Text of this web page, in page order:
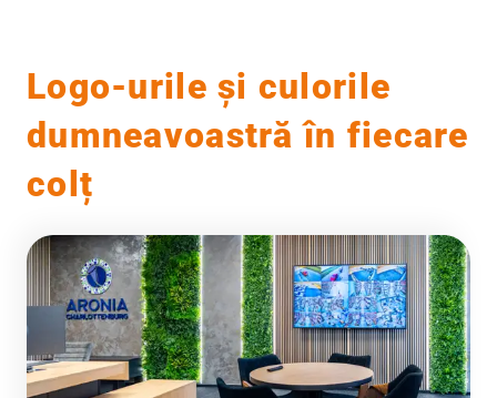
Logo-urile și culorile
dumneavoastră în fiecare
colț